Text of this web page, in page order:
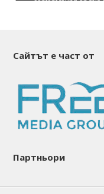
Сайтът е част от
Партньори